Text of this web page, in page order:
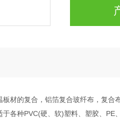
材的复合，铝箔复合玻纤布，复
各种PVC(硬、软)塑料、塑胶、